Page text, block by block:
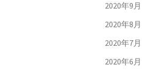
2020年9月
2020年8月
2020年7月
2020年6月